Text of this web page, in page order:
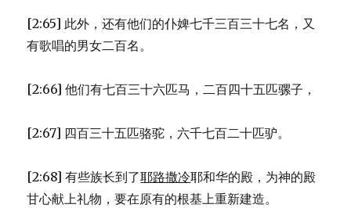
[2:65] 此外，还有他们的仆婢七千三百三十七名，又
有歌唱的男女二百名。
[2:66] 他们有七百三十六匹马，二百四十五匹骡子，
[2:67] 四百三十五匹骆驼，六千七百二十匹驴。
[2:68] 有些族长到了耶路撒冷耶和华的殿，为神的殿
甘心献上礼物，要在原有的根基上重新建造。